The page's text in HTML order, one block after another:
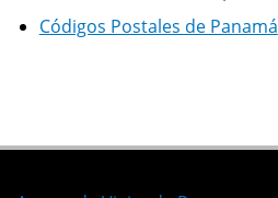
Códigos Postales de Panamá